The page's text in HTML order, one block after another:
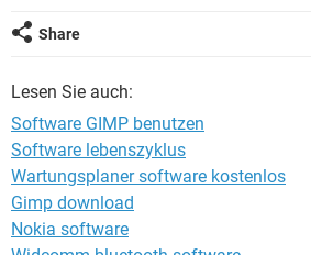
FACEBOOK
Share
Lesen Sie auch:
Software GIMP benutzen
Software lebenszyklus
Wartungsplaner software kostenlos
Gimp download
Nokia software